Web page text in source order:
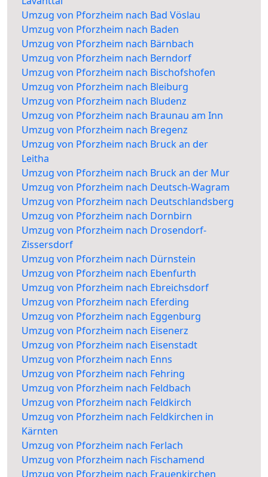
Umzug von Pforzheim nach Bad Vöslau
Umzug von Pforzheim nach Baden
Umzug von Pforzheim nach Bärnbach
Umzug von Pforzheim nach Berndorf
Umzug von Pforzheim nach Bischofshofen
Umzug von Pforzheim nach Bleiburg
Umzug von Pforzheim nach Bludenz
Umzug von Pforzheim nach Braunau am Inn
Umzug von Pforzheim nach Bregenz
Umzug von Pforzheim nach Bruck an der
Leitha
Umzug von Pforzheim nach Bruck an der Mur
Umzug von Pforzheim nach Deutsch-Wagram
Umzug von Pforzheim nach Deutschlandsberg
Umzug von Pforzheim nach Dornbirn
Umzug von Pforzheim nach Drosendorf-
Zissersdorf
Umzug von Pforzheim nach Dürnstein
Umzug von Pforzheim nach Ebenfurth
Umzug von Pforzheim nach Ebreichsdorf
Umzug von Pforzheim nach Eferding
Umzug von Pforzheim nach Eggenburg
Umzug von Pforzheim nach Eisenerz
Umzug von Pforzheim nach Eisenstadt
Umzug von Pforzheim nach Enns
Umzug von Pforzheim nach Fehring
Umzug von Pforzheim nach Feldbach
Umzug von Pforzheim nach Feldkirch
Umzug von Pforzheim nach Feldkirchen in
Kärnten
Umzug von Pforzheim nach Ferlach
Umzug von Pforzheim nach Fischamend
Umzug von Pforzheim nach Frauenkirchen